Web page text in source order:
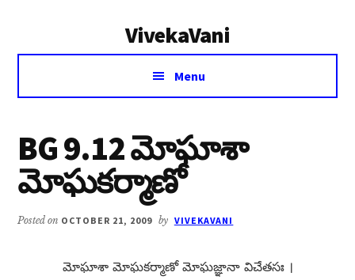
VivekaVani
Voice
Vivekananda
Menu
BG 9.12 మోఘాశా
మోఘకర్మాణో
Posted on OCTOBER 21, 2009 by VIVEKAVANI
మోఘాశా మోఘకర్మాణో మోఘజ్ఞానా విచేతసః ।